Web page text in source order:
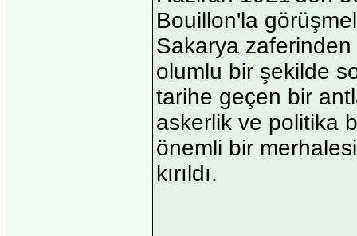
Bouillon'la
Sakarya
olumlu bir şekilde
tarihe geçen bir
askerlik ve politika
önemli bir
kırıldı.